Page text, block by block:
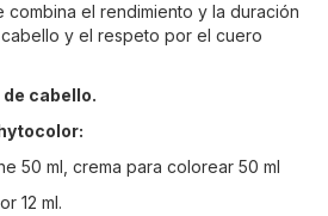
combina el rendimiento y la duración
y el respeto por el cuero
cabello.
50 ml, crema para colorear 50 ml
12 ml.